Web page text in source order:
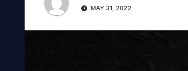
MAY 31, 2022